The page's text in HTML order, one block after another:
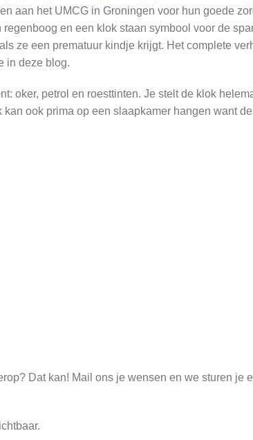
aan het UMCG in Groningen voor hun goede
en een klok staan symbool voor de
ze een prematuur kindje krijgt. Het complete
in deze blog.
oker, petrol en roesttinten. Je stelt de klok
ook prima op een slaapkamer hangen want
Dat kan! Mail ons je wensen en we sturen je